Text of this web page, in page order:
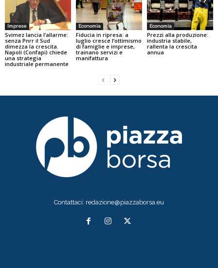
Imprese
Svimez lancia l’allarme:
senza Pnrr il Sud
dimezza la crescita.
Napoli (Confapi) chiede
una strategia
industriale permanente
Economia
Fiducia in ripresa: a
luglio cresce l’ottimismo
di famiglie e imprese,
trainano servizi e
manifattura
Economia
Prezzi alla produzione:
industria stabile,
rallenta la crescita
annua
Contattaci: redazione@piazzaborsa.eu